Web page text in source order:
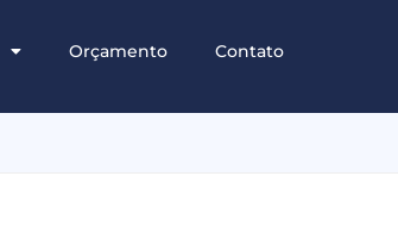
Orçamento Contato